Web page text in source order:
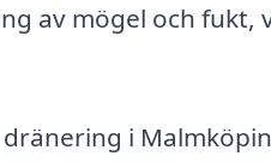
av mögel och
i